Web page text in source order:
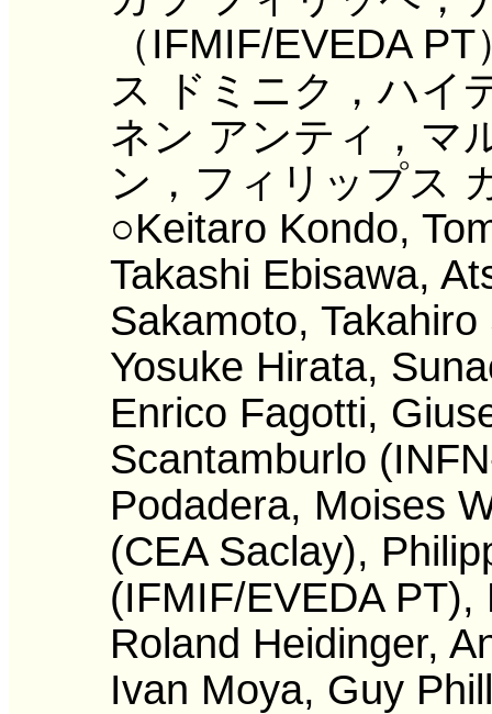
（IFMIF/EVEDA
ス ドミニク，ハイ
ネン アンティ，マ
ン，フィリップス
○Keitaro Kondo,
Takashi Ebisawa,
Sakamoto,
Yosuke Hirata,
Enrico Fagotti,
Scantamburlo
Podadera, Moises
(CEA Saclay),
(IFMIF/EVEDA
Roland Heidinger,
Ivan Moya, Guy